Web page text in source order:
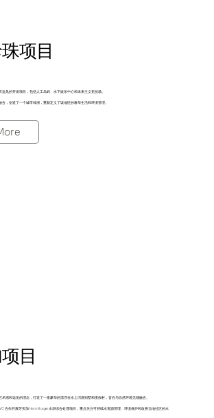
项目
见的开发项目，包括人工岛屿、水下娱乐中心和未来主义竞技场。
，创造了一个城市绿洲，重新定义了该地区的奢华生活和环境管理。
目
感和远见的理念，打造了一座豪华的漂浮在水上泻湖别墅和度假村，旨在与自然环境无缝融合。
合作开展牙买加 Hermitage 水坝综合处理项目，重点关注可持续水资源管理、环境保护和改善当地社区的水